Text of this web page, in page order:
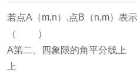
若点A（m,n）,点B（n,m）表
（ ）
A第二、四象限的角平分线
上